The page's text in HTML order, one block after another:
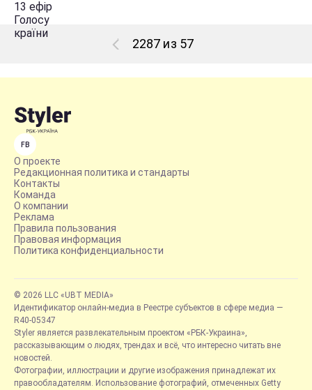
2287 из 57
FB
О проекте
Редакционная политика и стандарты
Контакты
Команда
О компании
Реклама
Правила пользования
Правовая информация
Политика конфиденциальности
© 2026 LLC «UBT MEDIA»
Идентификатор онлайн-медиа в Реестре субъектов в сфере медиа —
R40-05347
Styler является развлекательным проектом «РБК-Украина»,
рассказывающим о людях, трендах и всё, что интересно читать вне
новостей.
Фотографии, иллюстрации и другие изображения принадлежат их
правообладателям. Использование фотографий, отмеченных Getty